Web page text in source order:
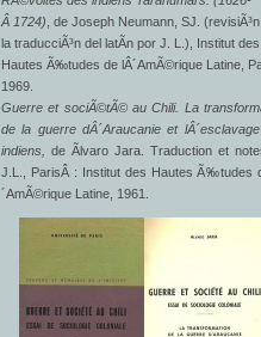
Â 1724) , de Joseph Neumann, SJ.
la traducciÃ³n del latÃ­n por J. L.), Institut des
Hautes Ã‰tudes de lÂ´AmÃ©rique Latine,
1969.
Guerre et sociÃ©tÃ© au Chili. La
de la guerre dÂ´Araucanie et
indiens, de Ãlvaro Jara. Traduction et
J.L., ParisÂ : Institut des Hautes Ã‰tudes
´AmÃ©rique Latine, 1961.